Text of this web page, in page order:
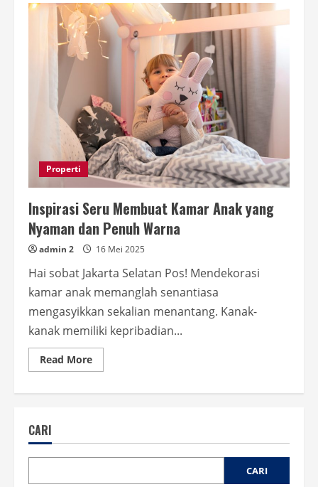
Properti
Inspirasi Seru Membuat Kamar Anak yang
Nyaman dan Penuh Warna
admin 2 16 Mei 2025
Hai sobat Jakarta Selatan Pos! Mendekorasi
kamar anak memanglah senantiasa
mengasyikkan sekalian menantang. Kanak-
kanak memiliki kepribadian...
Read MoreRead
more
dan
CARI
CARI